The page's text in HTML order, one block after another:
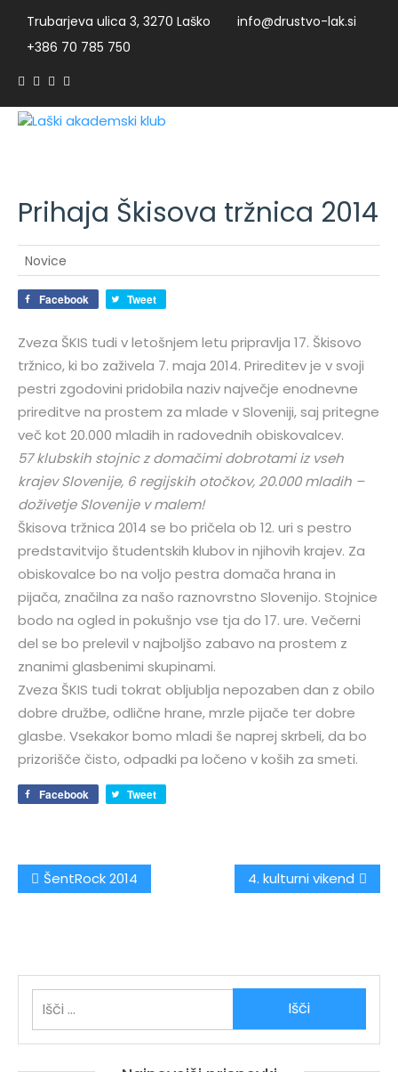
Trubarjeva ulica 3, 3270 Laško
info@drustvo-lak.si
+386 70 785 750
Prihaja Škisova tržnica 2014
Novice
Facebook Tweet
Zveza ŠKIS tudi v letošnjem letu pripravlja 17. Škisovo
tržnico, ki bo zaživela 7. maja 2014. Prireditev je v svoji
pestri zgodovini pridobila naziv največje enodnevne
prireditve na prostem za mlade v Sloveniji, saj pritegne
več kot 20.000 mladih in radovednih obiskovalcev.
57 klubskih stojnic z domačimi dobrotami iz vseh
krajev Slovenije, 6 regijskih otočkov, 20.000 mladih –
doživetje Slovenije v malem!
Škisova tržnica 2014 se bo pričela ob 12. uri s pestro
predstavitvijo študentskih klubov in njihovih krajev. Za
obiskovalce bo na voljo pestra domača hrana in
pijača, značilna za našo raznovrstno Slovenijo. Stojnice
bodo na ogled in pokušnjo vse tja do 17. ure. Večerni
del se bo prelevil v najboljšo zabavo na prostem z
znanimi glasbenimi skupinami.
Zveza ŠKIS tudi tokrat obljublja nepozaben dan z obilo
dobre družbe, odlične hrane, mrzle pijače ter dobre
glasbe. Vsekakor bomo mladi še naprej skrbeli, da bo
prizorišče čisto, odpadki pa ločeno v koših za smeti.
Facebook Tweet
Navigacija
prispevka
ŠentRock 2014 4. kulturni vikend